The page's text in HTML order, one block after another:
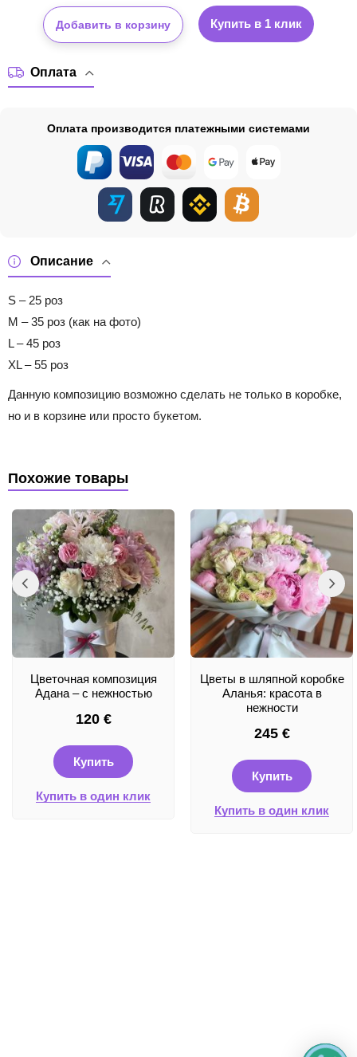
Добавить в корзину Купить в 1 клик
Описание
S – 25 роз
M – 35 роз (как на фото)
L – 45 роз
XL – 55 роз
Данную композицию возможно сделать не только в коробке,
но и в корзине или просто букетом.
Оплата
Оплата производится платежными системами
Похожие товары
Цветочная композиция
Адана – с нежностью
120 €
Купить
Купить в один клик
Цветы в шляпной коробке
Аланья: красота в
нежности
245 €
Купить
Купить в один клик